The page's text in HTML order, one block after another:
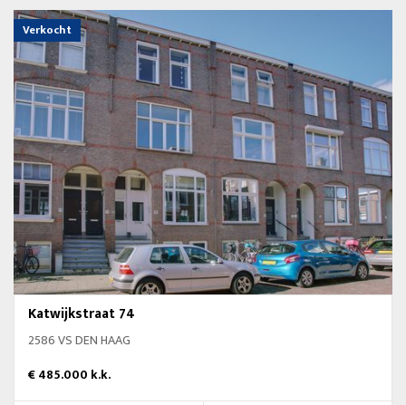
Verkocht
Katwijkstraat 74
2586 VS DEN HAAG
€ 485.000 k.k.